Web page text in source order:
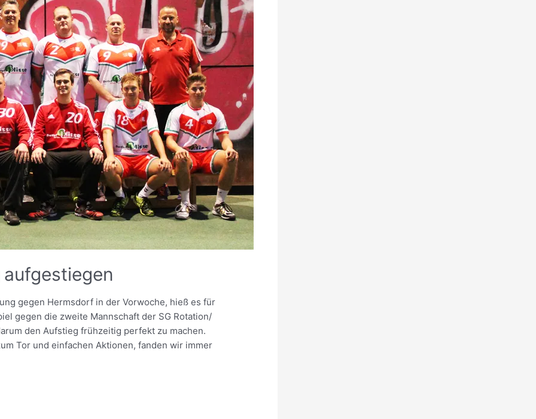
gegen Hermsdorf in der Vorwoche, hieß es für
gegen die zweite Mannschaft der SG Rotation/
den Aufstieg frühzeitig perfekt zu machen.
Tor und einfachen Aktionen, fanden wir immer